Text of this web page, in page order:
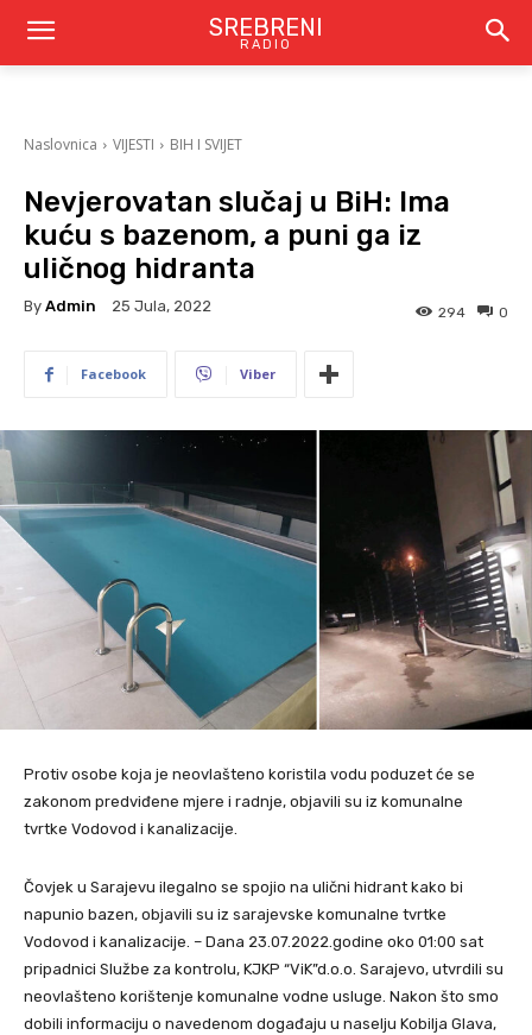
SREBRENI
RADIO
Naslovnica VIJESTI BIH I SVIJET
Nevjerovatan slučaj u BiH: Ima
kuću s bazenom, a puni ga iz
uličnog hidranta
By Admin 25 Jula, 2022 0
294
Facebook Viber
Protiv osobe koja je neovlašteno koristila vodu poduzet će se
zakonom predviđene mjere i radnje, objavili su iz komunalne
tvrtke Vodovod i kanalizacije.
Čovjek u Sarajevu ilegalno se spojio na ulični hidrant kako bi
napunio bazen, objavili su iz sarajevske komunalne tvrtke
Vodovod i kanalizacije. – Dana 23.07.2022.godine oko 01:00 sat
pripadnici Službe za kontrolu, KJKP “ViK”d.o.o. Sarajevo, utvrdili su
neovlašteno korištenje komunalne vodne usluge. Nakon što smo
dobili informaciju o navedenom događaju u naselju Kobilja Glava,